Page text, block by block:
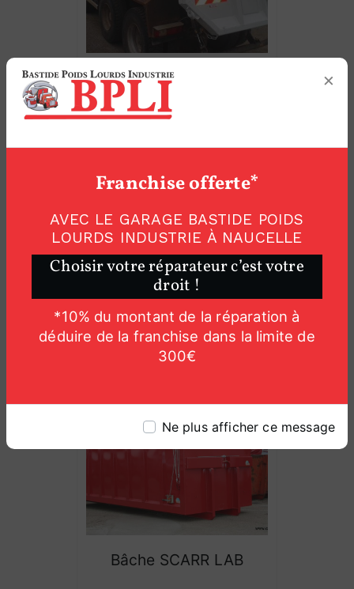
×
Franchise offerte*
AVEC LE GARAGE BASTIDE POIDS
LOURDS INDUSTRIE À NAUCELLE
Choisir votre réparateur c’est votre
droit !
*10% du montant de la réparation à
déduire de la franchise dans la limite de
300€
Ne plus afficher ce message
Bâche CABRIOLÉ
Bâche RAIL TARP
Bâche SCARR LAB